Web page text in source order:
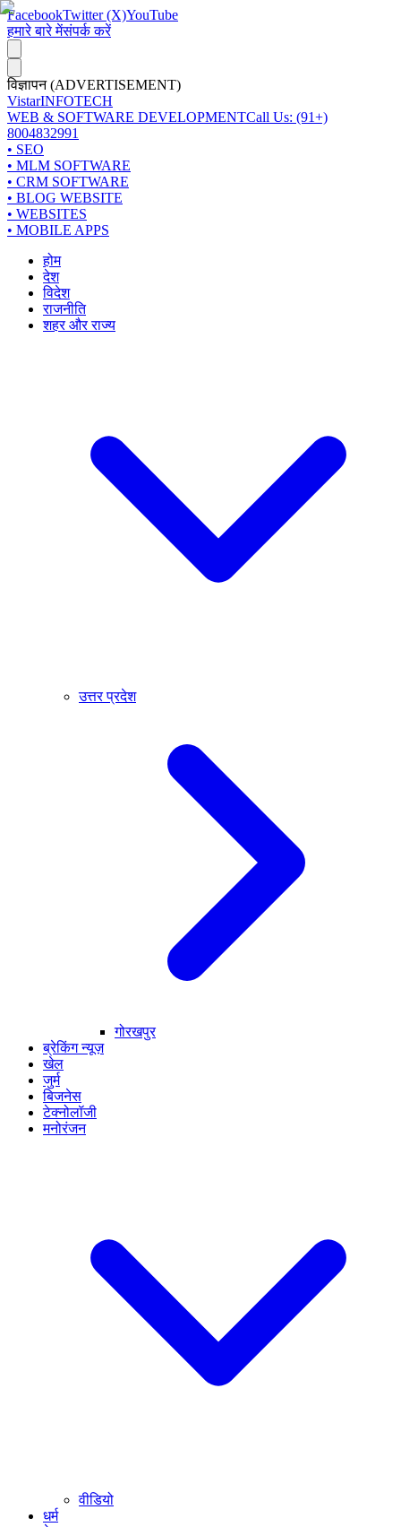
FacebookTwitter (X)YouTube
हमारे बारे मेंसंपर्क करें
विज्ञापन (ADVERTISEMENT)
VistarINFOTECH
WEB & SOFTWARE DEVELOPMENTCall Us: (91+)
8004832991
• SEO
• MLM SOFTWARE
• CRM SOFTWARE
• BLOG WEBSITE
• WEBSITES
• MOBILE APPS
होम
देश
विदेश
राजनीति
शहर और राज्य
उत्तर प्रदेश
गोरखपुर
ब्रेकिंग न्यूज़
खेल
जुर्म
बिजनेस
टेक्नोलॉजी
मनोरंजन
वीडियो
धर्म